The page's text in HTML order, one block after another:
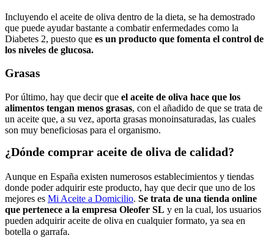
Incluyendo el aceite de oliva dentro de la dieta, se ha demostrado
que puede ayudar bastante a combatir enfermedades como la
Diabetes 2, puesto que es un producto que fomenta el control de
los niveles de glucosa.
Grasas
Por último, hay que decir que el aceite de oliva hace que los
alimentos tengan menos grasas, con el añadido de que se trata de
un aceite que, a su vez, aporta grasas monoinsaturadas, las cuales
son muy beneficiosas para el organismo.
¿Dónde comprar aceite de oliva de calidad?
Aunque en España existen numerosos establecimientos y tiendas
donde poder adquirir este producto, hay que decir que uno de los
mejores es Mi Aceite a Domicilio. Se trata de una tienda online
que pertenece a la empresa Oleofer SL y en la cual, los usuarios
pueden adquirir aceite de oliva en cualquier formato, ya sea en
botella o garrafa.